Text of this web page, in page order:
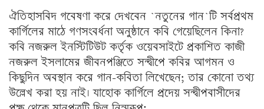
ঐতিহাসবিদ গবেষণা করে দেখবেন `নতুনের গান`টি সর্বপ্রথম
কার্গিলের মাঠে গণসংবর্ধনা অনুষ্ঠানে কবি গেয়েছিলেন কিনা?
কবি নজরুল ইনস্টিটিউট কর্তৃক ওয়েবসাইটে প্রকাশিত কাজী
নজরুল ইসলামের জীবনপঞ্জিতে সন্দ্বীপে কবির আগমন ও
কিছুদিন অবস্থান করে গান-কবিতা লিখেছেন; তার কোনো তথ্য
উল্লেখ করা হয় নাই। যাহোক কার্গিলে প্রদেয় সন্দ্বীপবাসীদের